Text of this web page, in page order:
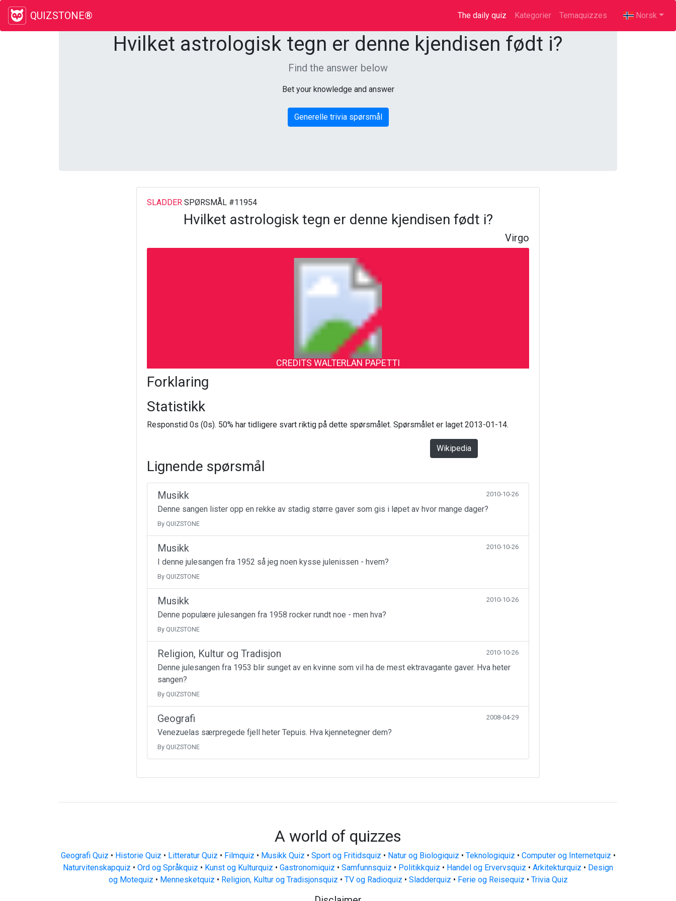
QUIZSTONE® The daily quiz (current)
Kategorier Temaquizzes Norsk
Hvilket astrologisk tegn er denne kjendisen født i?
Find the answer below
Bet your knowledge and answer
Generelle trivia spørsmål
SLADDERSPØRSMÅL #11954
Hvilket astrologisk tegn er denne kjendisen født i?
Virgo
CREDITS WALTERLAN PAPETTI
Forklaring
Statistikk
Responstid 0s (0s). 50% har tidligere svart riktig på dette spørsmålet. Spørsmålet er laget 2013-01-14.
Wikipedia
Lignende spørsmål
Musikk 2010-10-26
Denne sangen lister opp en rekke av stadig større gaver som gis i løpet av hvor mange dager?
By QUIZSTONE
Musikk 2010-10-26
I denne julesangen fra 1952 så jeg noen kysse julenissen - hvem?
By QUIZSTONE
Musikk 2010-10-26
Denne populære julesangen fra 1958 rocker rundt noe - men hva?
By QUIZSTONE
Religion, Kultur og Tradisjon 2010-10-26
Denne julesangen fra 1953 blir sunget av en kvinne som vil ha de mest ektravagante gaver. Hva heter
sangen?
By QUIZSTONE
Geografi 2008-04-29
Venezuelas særpregede fjell heter Tepuis. Hva kjennetegner dem?
By QUIZSTONE
A world of quizzes
Geografi Quiz • Historie Quiz • Litteratur Quiz • Filmquiz • Musikk Quiz • Sport og Fritidsquiz • Natur og Biologiquiz • Teknologiquiz • Computer og Internetquiz •
Naturvitenskapquiz • Ord og Språkquiz • Kunst og Kulturquiz • Gastronomiquiz • Samfunnsquiz • Politikkquiz • Handel og Ervervsquiz • Arkitekturquiz • Design
og Motequiz • Mennesketquiz • Religion, Kultur og Tradisjonsquiz • TV og Radioquiz • Sladderquiz • Ferie og Reisequiz • Trivia Quiz